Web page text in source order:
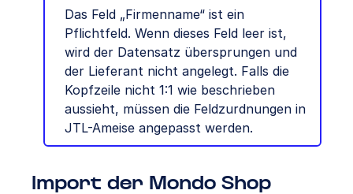
Das Feld „Firmenname“ ist ein
Pflichtfeld. Wenn dieses Feld leer ist,
wird der Datensatz übersprungen und
der Lieferant nicht angelegt. Falls die
Kopfzeile nicht 1:1 wie beschrieben
aussieht, müssen die Feldzurdnungen in
JTL-Ameise angepasst werden.
Import der Mondo Shop